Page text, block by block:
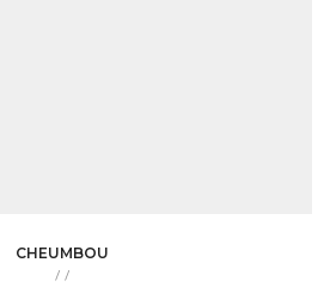
CHEUMBOU
/ /